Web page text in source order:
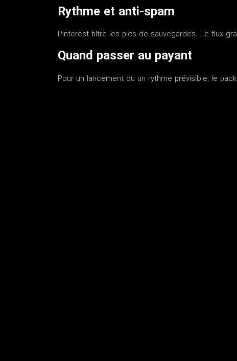
Rythme et anti-spam
Pinterest filtre les pics de sauvegardes. Le flux
Quand passer au payant
Pour un lancement ou un rythme prévisible, le